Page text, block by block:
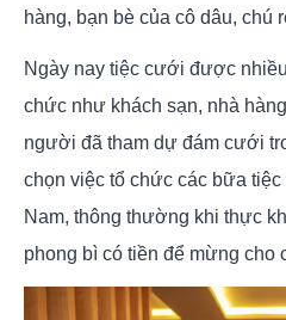
hàng, bạn bè của cô dâu, chú
Ngày nay tiệc cưới được
chức như khách sạn, nhà
người đã tham dự đám cưới
chọn việc tổ chức các bữa
Nam, thông thường khi thực
phong bì có tiền để mừng cho